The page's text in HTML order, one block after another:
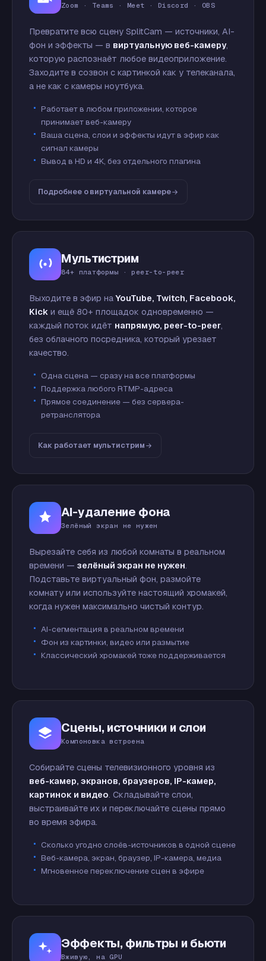
Zoom · Teams · Meet · Discord · OBS
Превратите всю сцену SplitCam — источники, AI-
фон и эффекты — в виртуальную веб-камеру,
которую распознаёт любое видеоприложение.
Заходите в созвон с картинкой как у телеканала,
а не как с камеры ноутбука.
Работает в любом приложении, которое
принимает веб-камеру
Ваша сцена, слои и эффекты идут в эфир как
сигнал камеры
Вывод в HD и 4K, без отдельного плагина
Подробнее о виртуальной камере
Мультистрим
84+ платформы · peer-to-peer
Выходите в эфир наYouTube, Twitch, Facebook,
Kick и ещё 80+ площадок одновременно —
каждый поток идёт напрямую, peer-to-peer,
без облачного посредника, который урезает
качество.
Одна сцена — сразу на все платформы
Поддержка любого RTMP-адреса
Прямое соединение — без сервера-
ретранслятора
Как работает мультистрим
AI-удаление фона
Зелёный экран не нужен
Вырезайте себя из любой комнаты в реальном
времени — зелёный экран не нужен.
Подставьте виртуальный фон, размойте
комнату или используйте настоящий хромакей,
когда нужен максимально чистый контур.
AI-сегментация в реальном времени
Фон из картинки, видео или размытие
Классический хромакей тоже поддерживается
Сцены, источники и слои
Компоновка встроена
Собирайте сцены телевизионного уровня из
веб-камер, экранов, браузеров, IP-камер,
картинок и видео. Складывайте слои,
выстраивайте их и переключайте сцены прямо
во время эфира.
Сколько угодно слоёв-источников в одной сцене
Веб-камера, экран, браузер, IP-камера, медиа
Мгновенное переключение сцен в эфире
Эффекты, фильтры и бьюти
Вживую, на GPU